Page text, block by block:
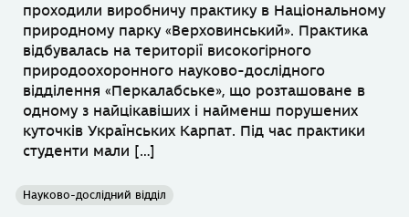
проходили виробничу практику в Національному
природному парку «Верховинський». Практика
відбувалась на території високогірного
природоохоронного науково-дослідного
відділення «Перкалабське», що розташоване в
одному з найцікавіших і найменш порушених
куточків Українських Карпат. Під час практики
студенти мали […]
Науково-дослідний відділ